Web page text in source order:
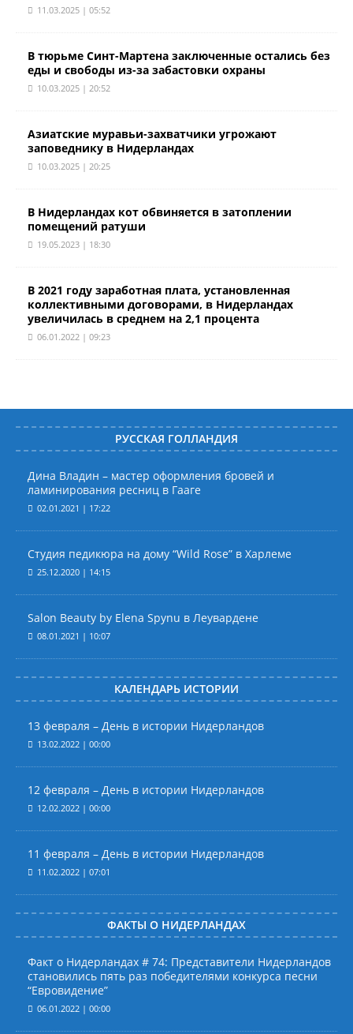
11.03.2025 | 05:52
В тюрьме Синт-Мартена заключенные остались без
еды и свободы из-за забастовки охраны
10.03.2025 | 20:52
Азиатские муравьи-захватчики угрожают
заповеднику в Нидерландах
10.03.2025 | 20:25
В Нидерландах кот обвиняется в затоплении
помещений ратуши
19.05.2023 | 18:30
В 2021 году заработная плата, установленная
коллективными договорами, в Нидерландах
увеличилась в среднем на 2,1 процента
06.01.2022 | 09:23
РУССКАЯ ГОЛЛАНДИЯ
Дина Владин – мастер оформления бровей и
ламинирования ресниц в Гааге
02.01.2021 | 17:22
Студия педикюра на дому “Wild Rose” в Харлеме
25.12.2020 | 14:15
Salon Beauty by Elena Spynu в Леувардене
08.01.2021 | 10:07
КАЛЕНДАРЬ ИСТОРИИ
13 февраля – День в истории Нидерландов
13.02.2022 | 00:00
12 февраля – День в истории Нидерландов
12.02.2022 | 00:00
11 февраля – День в истории Нидерландов
11.02.2022 | 07:01
ФАКТЫ О НИДЕРЛАНДАХ
Факт о Нидерландах # 74: Представители Нидерландов
становились пять раз победителями конкурса песни
“Евровидение”
06.01.2022 | 00:00